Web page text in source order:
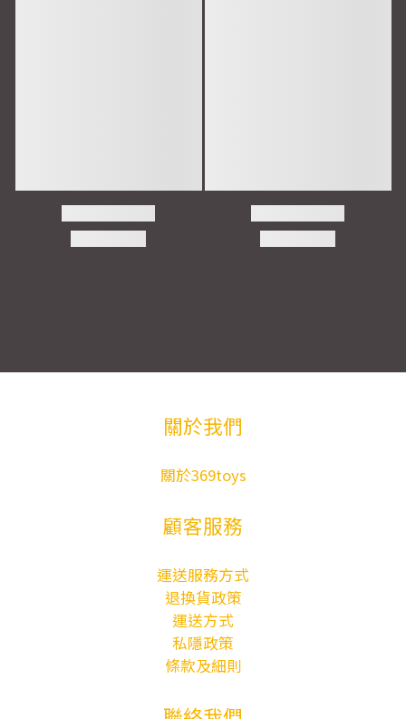
關於我們
關於369toys
顧客服務
運送服務方式
退換貨政策
運送方式
私隱政策
條款及細則